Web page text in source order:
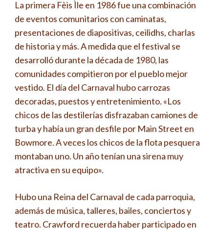
La primera Fèis Ìle en 1986 fue una combinación
de eventos comunitarios con caminatas,
presentaciones de diapositivas, ceilidhs, charlas
de historia y más. A medida que el festival se
desarrolló durante la década de 1980, las
comunidades compitieron por el pueblo mejor
vestido. El día del Carnaval hubo carrozas
decoradas, puestos y entretenimiento. «Los
chicos de las destilerías disfrazaban camiones de
turba y había un gran desfile por Main Street en
Bowmore. A veces los chicos de la flota pesquera
montaban uno. Un año tenían una sirena muy
atractiva en su equipo».
Hubo una Reina del Carnaval de cada parroquia,
además de música, talleres, bailes, conciertos y
teatro. Crawford recuerda haber participado en